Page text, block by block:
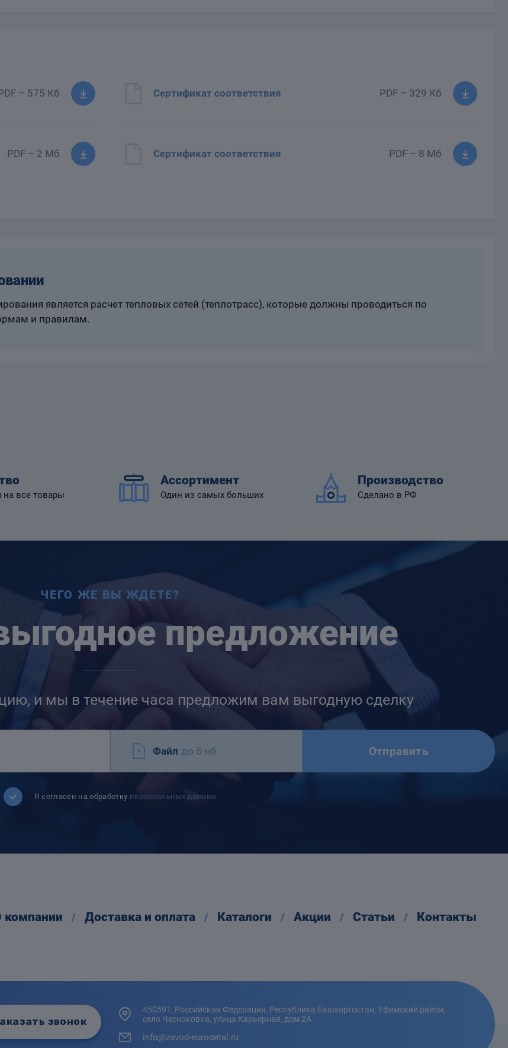
– 575 Кб Сертификат соответствия PDF – 329 Кб
PDF – 2 Мб Сертификат соответствия PDF – 8 Мб
является расчет тепловых сетей (теплотрасс), которые должны проводиться по
и правилам.
на все товары
Ассортимент
Один из самых больших
Производство
Сделано в РФ
ЧЕГО ЖЕ ВЫ ЖДЕТЕ?
предложение
и мы в течение часа предложим вам выгодную сделку
Файл до 5 мб Отправить
Я согласен на обработку персональных данных
компании Доставка и оплата Каталоги Акции Статьи Контакты
звонок
450591, Российская Федерация, Республика Башкортостан, Уфимский район,
село Чесноковка, улица Карьерная, дом 2А
info@zavod-eurodetal.ru